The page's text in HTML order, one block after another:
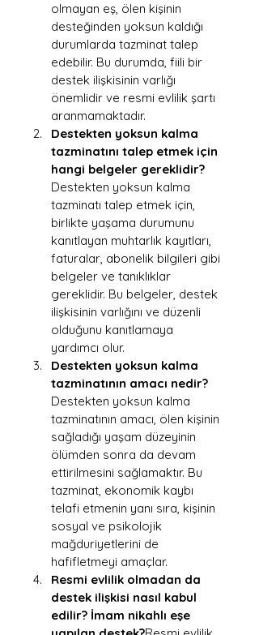
olmayan eş, ölen kişinin
desteğinden yoksun kaldığı
durumlarda tazminat talep
edebilir. Bu durumda, fiili bir
destek ilişkisinin varlığı
önemlidir ve resmi evlilik şartı
aranmamaktadır.
Destekten yoksun kalma
tazminatını talep etmek için
hangi belgeler gereklidir?
Destekten yoksun kalma
tazminatı talep etmek için,
birlikte yaşama durumunu
kanıtlayan muhtarlık kayıtları,
faturalar, abonelik bilgileri gibi
belgeler ve tanıklıklar
gereklidir. Bu belgeler, destek
ilişkisinin varlığını ve düzenli
olduğunu kanıtlamaya
yardımcı olur.
Destekten yoksun kalma
tazminatının amacı nedir?
Destekten yoksun kalma
tazminatının amacı, ölen kişinin
sağladığı yaşam düzeyinin
ölümden sonra da devam
ettirilmesini sağlamaktır. Bu
tazminat, ekonomik kaybı
telafi etmenin yanı sıra, kişinin
sosyal ve psikolojik
mağduriyetlerini de
hafifletmeyi amaçlar.
Resmi evlilik olmadan da
destek ilişkisi nasıl kabul
edilir? İmam nikahlı eşe